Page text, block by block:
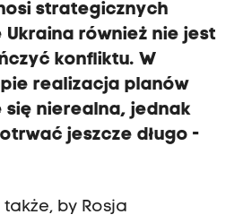
strategicznych
Ukraina również nie jest
konfliktu. W
realizacja planów
się nierealna, jednak
jeszcze długo -
by Rosja